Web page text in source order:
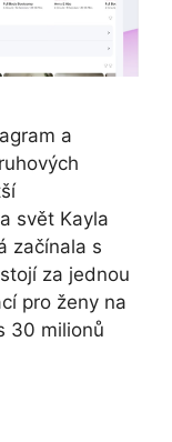
a
svět Kayla
začínala s
za jednou
pro ženy na
30 milionů